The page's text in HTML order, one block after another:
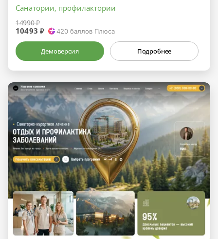
Санатории, профилактории
14990 ₽
10493 ₽ 420 баллов Плюса
Демоверсия Подробнее